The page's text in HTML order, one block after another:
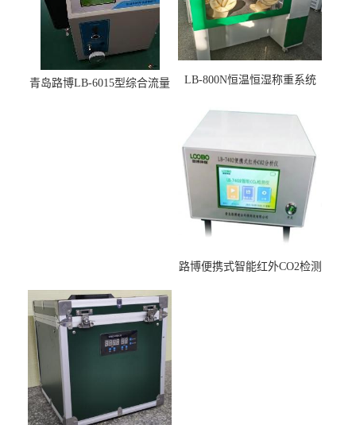
青岛路博LB-6015型综合流量
LB-800N恒温恒湿称重系统
路博便携式智能红外CO2检测